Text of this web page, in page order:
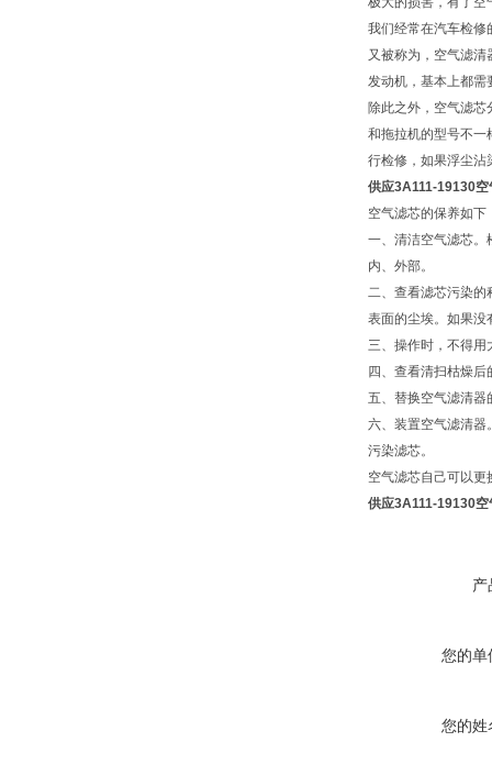
我们经常在汽车检修
又被称为，空气滤
发动机，基本上都需
除此之外，空气滤
和拖拉机的型号不一
行检修，如果浮尘沾
供应3A111-19130
空气滤芯的保养如下
一、清洁空气滤芯。
内、外部。
二、查看滤芯污染的
表面的尘埃。如果没
三、操作时，不得用
四、查看清扫枯燥
五、替换空气滤清器
六、装置空气滤清器
污染滤芯。
空气滤芯自己可以更
供应3A111-19130
产
您的单
您的姓